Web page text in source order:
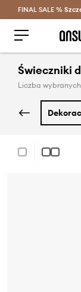
FINAL SALE %
Świeczniki
Liczba